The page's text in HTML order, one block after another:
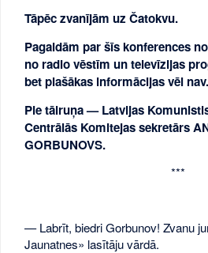
Tāpēc zvanījām uz Čatokvu.
Pagaidām par šīs konferences
no radio vēstīm un televīzijas
bet plašākas informācijas vēl nav.
Pie tālruņa — Latvijas
Centrālās Komitejas sekretārs
GORBUNOVS.
***
— Labrīt, biedri Gorbunov! Zvanu
Jaunatnes» lasītāju vārdā.